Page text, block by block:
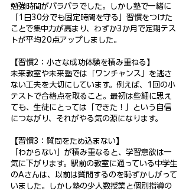
勉強時間がバラバラでした。しかし塾で一緒に
「1日30分でも固定時間を守る」習慣をつけた
ことで集中力が高まり、わずか3か月で定期テス
トが平均20点アップしました。
【習慣2：小さな成功体験を積み重ねる】
未来教室や未来塾では「ワンチャンス」を逃さ
ない工夫を大切にしています。例えば、1回の小
テストで合格点を取ること。最初は些細に思え
ても、生徒にとっては「できた！」という自信
につながり、それがやる気の源になります。
【習慣3：質問をため込まない】
「わからない」が積み重なると、学習意欲は一
気に下がります。駅前の教室に通っている中学生
のAさんは、以前は質問するのを恥ずかしがって
いました。しかし塾の少人数授業と個別指導の